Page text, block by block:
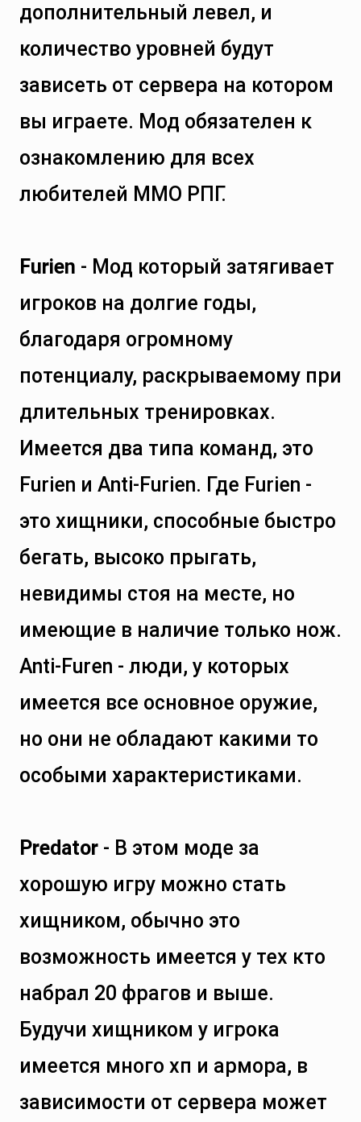
дополнительный левел, и
количество уровней будут
зависеть от сервера на котором
вы играете. Мод обязателен к
ознакомлению для всех
любителей ММО РПГ.
Furien - Мод который затягивает
игроков на долгие годы,
благодаря огромному
потенциалу, раскрываемому при
длительных тренировках.
Имеется два типа команд, это
Furien и Anti-Furien. Где Furien -
это хищники, способные быстро
бегать, высоко прыгать,
невидимы стоя на месте, но
имеющие в наличие только нож.
Anti-Furen - люди, у которых
имеется все основное оружие,
но они не обладают какими то
особыми характеристиками.
Predator - В этом моде за
хорошую игру можно стать
хищником, обычно это
возможность имеется у тех кто
набрал 20 фрагов и выше.
Будучи хищником у игрока
имеется много хп и армора, в
зависимости от сервера может